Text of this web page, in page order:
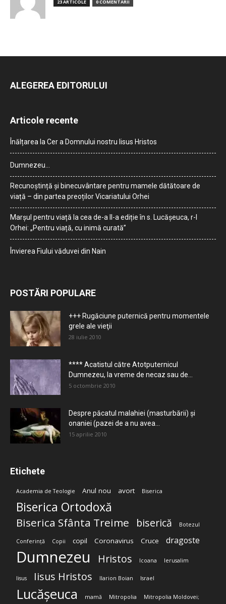
23 ARTICOLE 0 COMENTARII
ALEGEREA EDITORULUI
Articole recente
Înălțarea la Cer a Domnului nostru Iisus Hristos
Dumnezeu…
Recunoștință și binecuvântare pentru mamele dătătoare de
viață – din partea preoților Vicariatului Orhei
Marșul pentru viață la cea de-a II-a ediție în s. Lucășeuca, r-l
Orhei: „Pentru viață, cu inimă curată”
Învierea Fiului văduvei din Nain
POSTĂRI POPULARE
+++ Rugăciune puternică pentru momentele
grele ale vieţii
28 iulie 2010
**** Acatistul către Atotputernicul
Dumnezeu, la vreme de necaz sau de...
5 octombrie 2010
Despre păcatul malahiei (masturbării) şi
onaniei (pazei de a nu avea...
15 aprilie 2010
Etichete
Academia de Teologie Anul nou avort Biserica
Biserica Ortodoxă
Biserica Sfânta Treime biserică Botezul
Conferință Copii copil Coronavirus Cruce dragoste
Dumnezeu Hristos Icoana Ierusalim
Iisus Iisus Hristos Ilarion Boian Israel
Lucășeuca mamă Mitropolia Mitropolia Moldovei;